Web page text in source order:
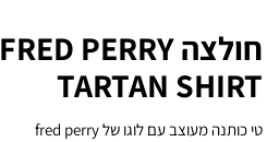
חולצה FRED PERRY
TARTAN SHIRT
טי כותנה מעוצב עם לוגו של fred perry